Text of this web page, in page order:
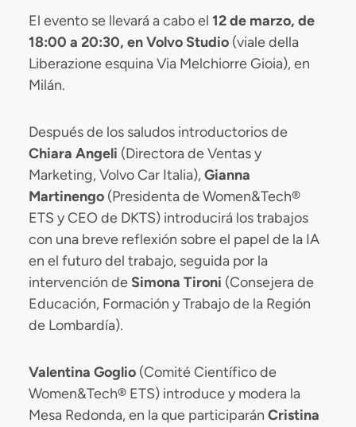
El evento se llevará a cabo el 12 de marzo, de
18:00 a 20:30, en Volvo Studio (viale della
Liberazione esquina Via Melchiorre Gioia), en
Milán.
Después de los saludos introductorios de
Chiara Angeli (Directora de Ventas y
Marketing, Volvo Car Italia),Gianna
Martinengo (Presidenta de Women&Tech®
ETS y CEO de DKTS) introducirá los trabajos
con una breve reflexión sobre el papel de la IA
en el futuro del trabajo, seguida por la
intervención de Simona Tironi (Consejera de
Educación, Formación y Trabajo de la Región
de Lombardía).
Valentina Goglio (Comité Científico de
Women&Tech® ETS) introduce y modera la
Mesa Redonda, en la que participarán Cristina